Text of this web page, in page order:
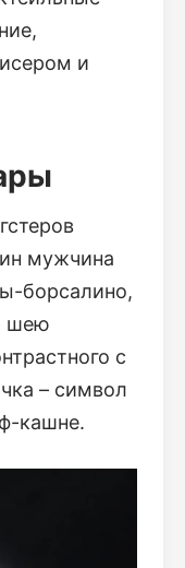
и
мужчина
борсалино,
шею
с
– символ
кашне.